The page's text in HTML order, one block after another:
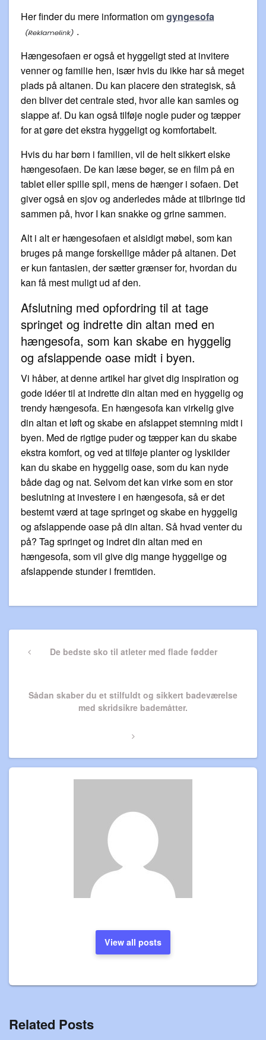
Her finder du mere information omgyngesofa
.
Hængesofaen er også et hyggeligt sted at invitere
venner og familie hen, især hvis du ikke har så meget
plads på altanen. Du kan placere den strategisk, så
den bliver det centrale sted, hvor alle kan samles og
slappe af. Du kan også tilføje nogle puder og tæpper
for at gøre det ekstra hyggeligt og komfortabelt.
Hvis du har børn i familien, vil de helt sikkert elske
hængesofaen. De kan læse bøger, se en film på en
tablet eller spille spil, mens de hænger i sofaen. Det
giver også en sjov og anderledes måde at tilbringe tid
sammen på, hvor I kan snakke og grine sammen.
Alt i alt er hængesofaen et alsidigt møbel, som kan
bruges på mange forskellige måder på altanen. Det
er kun fantasien, der sætter grænser for, hvordan du
kan få mest muligt ud af den.
Afslutning med opfordring til at tage
springet og indrette din altan med en
hængesofa, som kan skabe en hyggelig
og afslappende oase midt i byen.
Vi håber, at denne artikel har givet dig inspiration og
gode idéer til at indrette din altan med en hyggelig og
trendy hængesofa. En hængesofa kan virkelig give
din altan et løft og skabe en afslappet stemning midt i
byen. Med de rigtige puder og tæpper kan du skabe
ekstra komfort, og ved at tilføje planter og lyskilder
kan du skabe en hyggelig oase, som du kan nyde
både dag og nat. Selvom det kan virke som en stor
beslutning at investere i en hængesofa, så er det
bestemt værd at tage springet og skabe en hyggelig
og afslappende oase på din altan. Så hvad venter du
på? Tag springet og indret din altan med en
hængesofa, som vil give dig mange hyggelige og
afslappende stunder i fremtiden.
PreviousDe bedste sko til atleter med flade fødder
Next
Sådan skaber du et stilfuldt og sikkert badeværelse
med skridsikre bademåtter.
View all posts
Related Posts